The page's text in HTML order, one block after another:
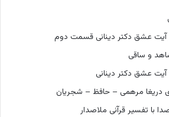
عشق دکتر دینانی قسمت دوم
و ساقی
عشق دکتر دینانی
دریغا مرهمی – حافظ – شجریان
با تفسیر قرآنی ملاصدار